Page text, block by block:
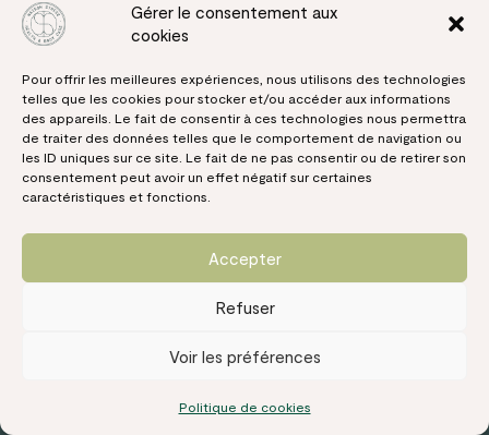
Gérer le consentement aux
cookies
Pour offrir les meilleures expériences, nous utilisons des technologies
telles que les cookies pour stocker et/ou accéder aux informations
des appareils. Le fait de consentir à ces technologies nous permettra
de traiter des données telles que le comportement de navigation ou
les ID uniques sur ce site. Le fait de ne pas consentir ou de retirer son
consentement peut avoir un effet négatif sur certaines
caractéristiques et fonctions.
Accepter
Refuser
Voir les préférences
Politique de cookies
Inscrivez-vous à la newsletter pour recevoir nos offres